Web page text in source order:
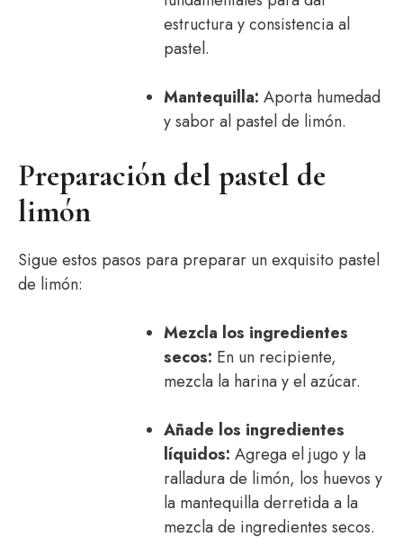
estructura y consistencia al
pastel.
Mantequilla: Aporta humedad
y sabor al pastel de limón.
Preparación del pastel de
limón
Sigue estos pasos para preparar un exquisito pastel
de limón:
Mezcla los ingredientes
secos: En un recipiente,
mezcla la harina y el azúcar.
Añade los ingredientes
líquidos: Agrega el jugo y la
ralladura de limón, los huevos y
la mantequilla derretida a la
mezcla de ingredientes secos.